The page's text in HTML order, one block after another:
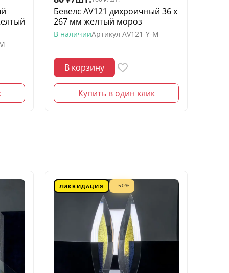
Бевелс AV121 дихроичный 36 х
267 мм желтый мороз
В наличииАртикул AV121-Y-M
В корзину
Купить в один клик
ЛИКВИДАЦИЯ - 50%